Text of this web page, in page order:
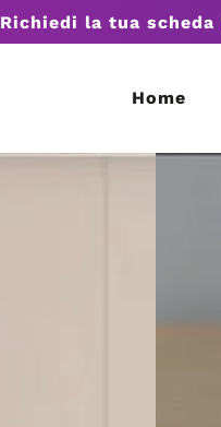
Richiedi la tua
Home